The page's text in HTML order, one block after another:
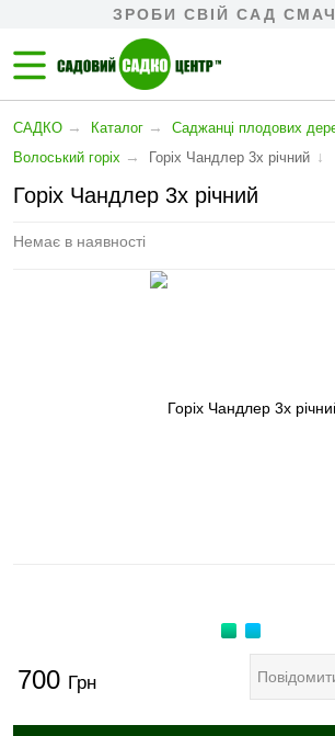
ЗРОБИ СВІЙ САД
САДКО → Каталог → Cаджанці плодових
Волоський горіх → Горіх Чандлер 3х річний ↓
Горіх Чандлер 3х річний
Немає в наявності
700 Грн